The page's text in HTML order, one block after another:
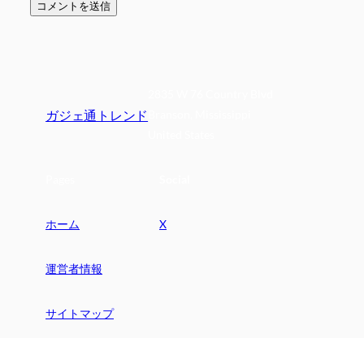
ガジェ通トレンド
ホーム
運営者情報
サイトマップ
X